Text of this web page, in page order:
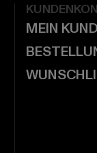
MEIN